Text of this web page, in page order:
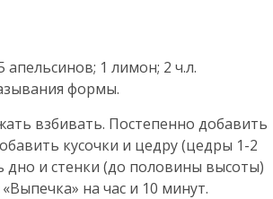
1 лимон; 2 ч.л.
формы.
взбивать. Постепенно добавить
кусочки и цедру (цедры 1-2
дно и стенки (до половины высоты)
на час и 10 минут.